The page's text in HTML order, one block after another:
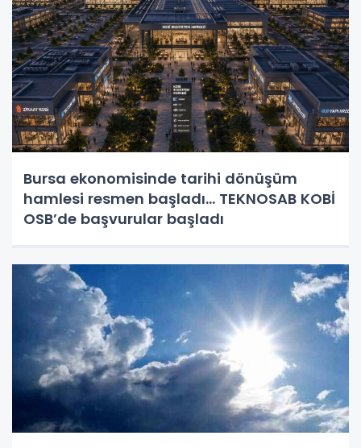
Bursa ekonomisinde tarihi dönüşüm
hamlesi resmen başladı... TEKNOSAB KOBİ
OSB’de başvurular başladı